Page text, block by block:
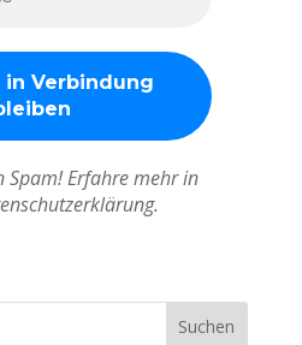
Spam! Erfahre mehr in